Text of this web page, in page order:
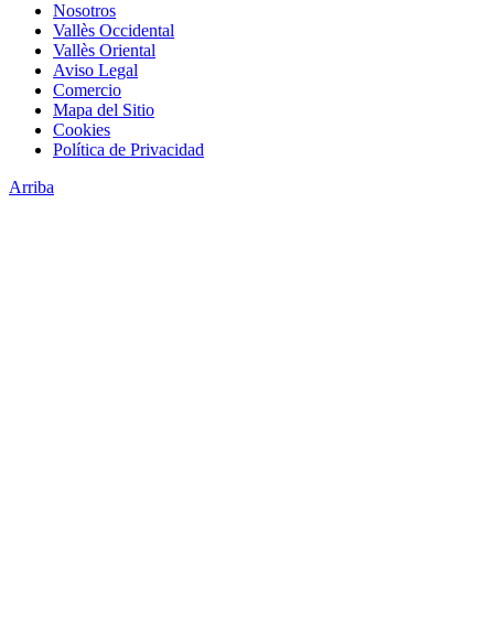
Nosotros
Vallès Occidental
Vallès Oriental
Aviso Legal
Comercio
Mapa del Sitio
Cookies
Política de Privacidad
Arriba